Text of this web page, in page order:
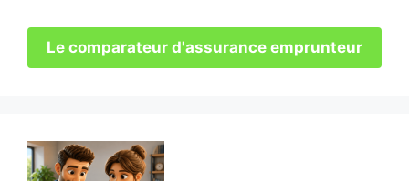
Le comparateur d'assurance emprunteur